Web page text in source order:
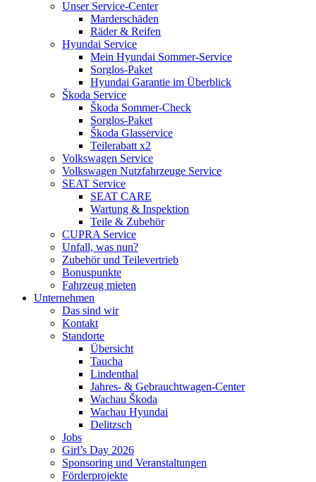
Unser Service-Center
Marderschäden
Räder & Reifen
Hyundai Service
Mein Hyundai Sommer-Service
Sorglos-Paket
Hyundai Garantie im Überblick
Škoda Service
Škoda Sommer-Check
Sorglos-Paket
Škoda Glasservice
Teilerabatt x2
Volkswagen Service
Volkswagen Nutzfahrzeuge Service
SEAT Service
SEAT CARE
Wartung & Inspektion
Teile & Zubehör
CUPRA Service
Unfall, was nun?
Zubehör und Teilevertrieb
Bonuspunkte
Fahrzeug mieten
Unternehmen
Das sind wir
Kontakt
Standorte
Übersicht
Taucha
Lindenthal
Jahres- & Gebrauchtwagen-Center
Wachau Škoda
Wachau Hyundai
Delitzsch
Jobs
Girl’s Day 2026
Sponsoring und Veranstaltungen
Förderprojekte